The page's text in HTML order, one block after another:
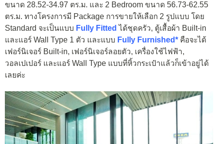
ขนาด 28.52-34.97 ตร.ม. และ 2 Bedroom ขนาด 56.73-62.55
ตร.ม. ทางโครงการมี Package การขายให้เลือก 2 รูปแบบ โดย
Standard จะเป็นแบบ Fully Fitted ได้ชุดครัว, ตู้เสื้อผ้า Built-in
และแอร์ Wall Type 1 ตัว และแบบ Fully Furnished* คือจะได้
เฟอร์นิเจอร์ Built-in, เฟอร์นิเจอร์ลอยตัว, เครื่องใช้ไฟฟ้า,
วอลเปเปอร์ และแอร์ Wall Type แบบที่หิ้วกระเป๋าแล้วก็เข้าอยู่ได้
เลยค่ะ